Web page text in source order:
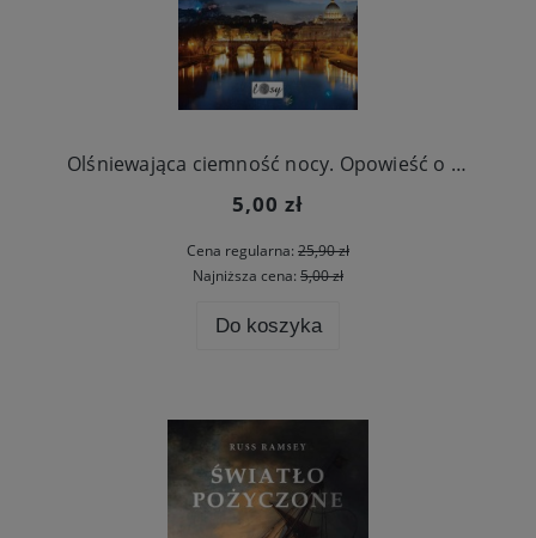
Olśniewająca ciemność nocy. Opowieść o współczesnym nawróceniu
5,00 zł
Cena regularna: 25,90 zł
Najniższa cena: 5,00 zł
Do koszyka